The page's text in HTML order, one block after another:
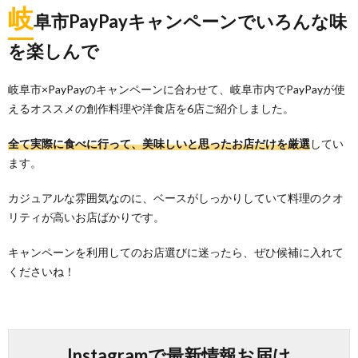
岐阜市PayPayキャンペーンでいろんな味
を楽しんで
岐阜市×PayPayのキャンペーンに合わせて、岐阜市内でPayPayが使
えるオススメの創作料理や洋食店を6店ご紹介しました。
全て実際に食べに行って、美味しいと思ったお店だけを厳選してい
ます。
カジュアルな雰囲気なのに、ベースがしっかりしていて料理のクオ
リティが高いお店ばかりです。
キャンペーンを利用してのお店選びに迷ったら、ぜひ候補に入れて
くださいね！